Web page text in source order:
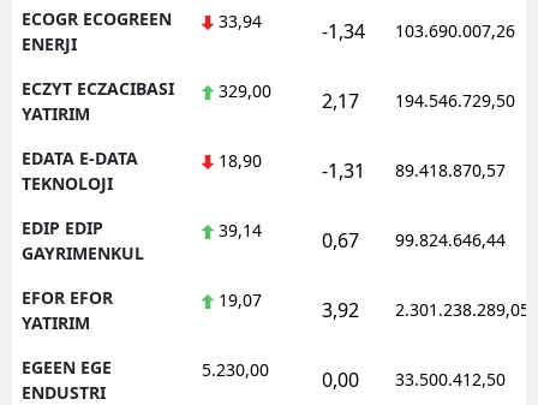
ECOGR ECOGREEN
ENERJI
33,94 -1,34 103.690.007,26
ECZYT ECZACIBASI
YATIRIM
329,00 2,17 194.546.729,50
EDATA E-DATA
TEKNOLOJI
18,90 -1,31 89.418.870,57
EDIP EDIP
GAYRIMENKUL
39,14 0,67 99.824.646,44
EFOR EFOR
YATIRIM
19,07 3,92 2.301.238.289,05
EGEEN EGE
ENDUSTRI
5.230,00 0,00 33.500.412,50